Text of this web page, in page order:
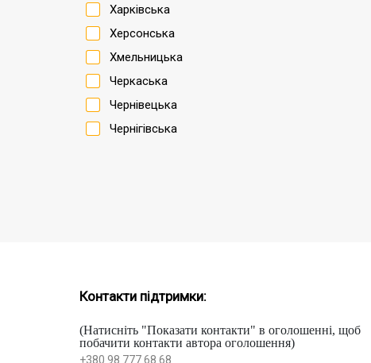
Харківська
Херсонська
Хмельницька
Черкаська
Чернівецька
Чернігівська
Контакти підтримки:
(Натисніть "Показати контакти" в оголошенні, щоб
побачити контакти автора оголошення)
+380 98 777 68 68